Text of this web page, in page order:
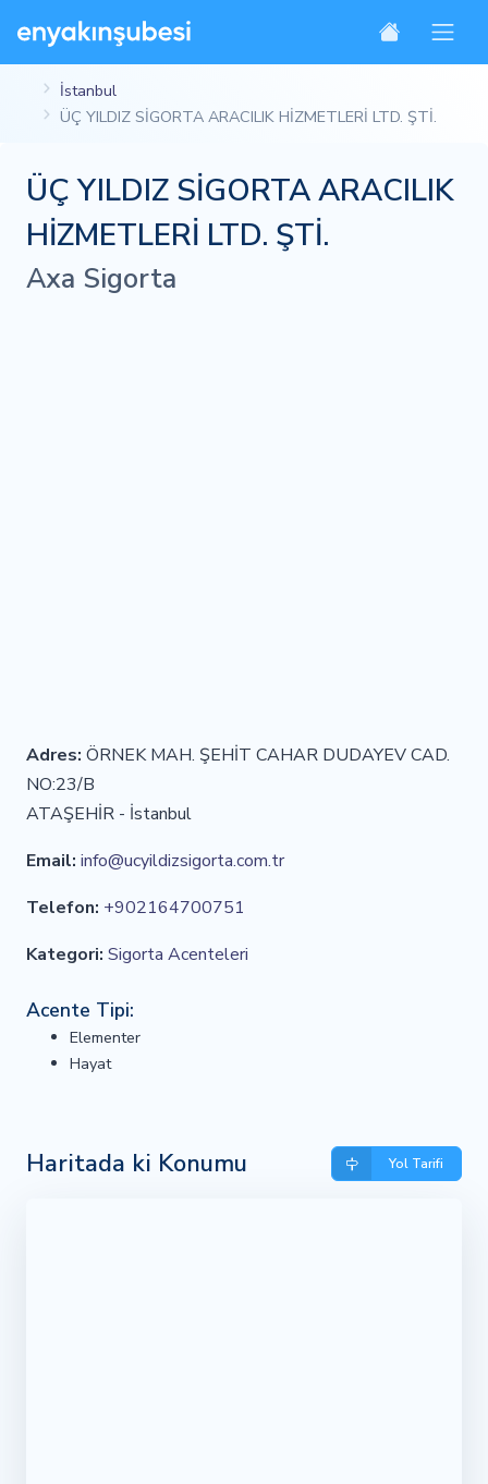
İstanbul
ÜÇ YILDIZ SİGORTA ARACILIK HİZMETLERİ LTD. ŞTİ.
ÜÇ YILDIZ SİGORTA ARACILIK
HİZMETLERİ LTD. ŞTİ.
Axa Sigorta
Adres: ÖRNEK MAH. ŞEHİT CAHAR DUDAYEV CAD.
NO:23/B
ATAŞEHİR - İstanbul
Email: info@ucyildizsigorta.com.tr
Telefon: +902164700751
Kategori: Sigorta Acenteleri
Acente Tipi:
Elementer
Hayat
Haritada ki Konumu Yol Tarifi